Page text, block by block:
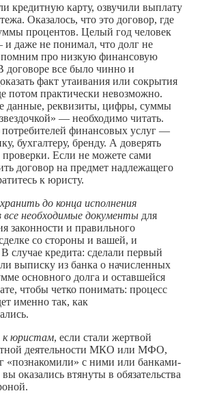
кредитную карту, озвучили выплату
Оказалось, что это договор, где
процентов. Целый год человек
и даже не понимал, что долг не
про низкую финансовую
договоре все было чинно и
факт утаивания или сокрытия
потом практически невозможно.
данные, реквизиты, цифры, суммы
— необходимо читать.
потребителей финансовых услуг —
бухгалтеру, бренду. А доверять
проверки. Если не можете сами
договор на предмет надлежащего
к юристу.
до конца исполнения
все необходимые документы для
законности и правильного
со стороны и вашей, и
случае кредита: сделали первый
выписку из банка о начисленных
основного долга и оставшейся
чтобы четко понимать: процесс
именно так, как
к юристам, если стали жертвой
деятельности МКО или МФО,
«познакомили» с ними или банками-
оказались втянуты в обязательства